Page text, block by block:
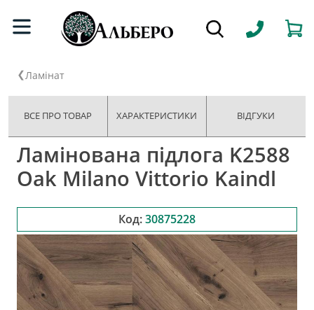
Ламінат
ВСЕ ПРО ТОВАР ХАРАКТЕРИСТИКИ ВІДГУКИ
Ламінована підлога K2588
Oak Milano Vittorio Kaindl
Код:30875228